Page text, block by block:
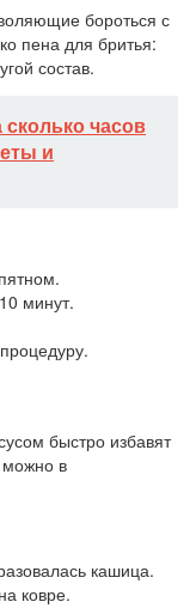
бороться с
пена для бритья:
состав.
сколько часов
и
минут.
быстро избавят
можно в
кашица.
ковре.